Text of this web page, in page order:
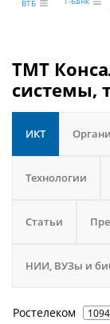
ВТБ
ТМТ
системы,
ИКТ
Технологии
Статьи
НИИ, ВУЗы и
Ростелеком